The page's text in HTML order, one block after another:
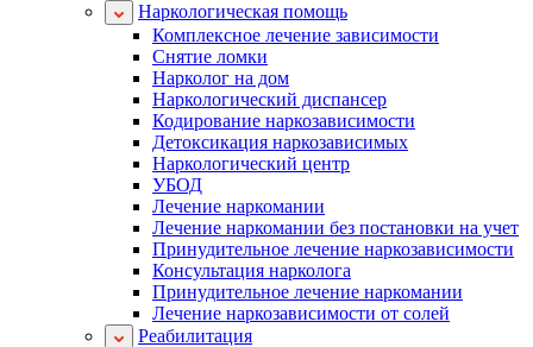
Наркологическая помощь
Комплексное лечение зависимости
Снятие ломки
Нарколог на дом
Наркологический диспансер
Кодирование наркозависимости
Детоксикация наркозависимых
Наркологический центр
УБОД
Лечение наркомании
Лечение наркомании без постановки на учет
Принудительное лечение наркозависимости
Консультация нарколога
Принудительное лечение наркомании
Лечение наркозависимости от солей
Реабилитация